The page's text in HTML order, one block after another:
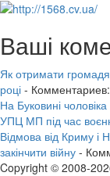
Ваші
Як отримати
році -
На Буковині
УПЦ МП під час
Відмова від Криму
закінчити війну -
Copyright © 2008-